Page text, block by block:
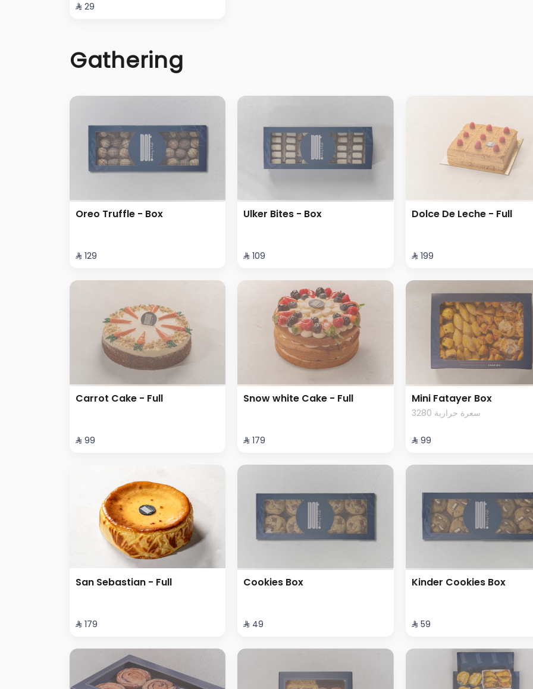
⁨⁦‪‬ 29⁩
Gathering
Oreo Truffle - Box
⁨⁦‪‬ 129⁩
Ulker Bites - Box
⁨⁦‪‬ 109⁩
Dolce De Leche - Full
⁨⁦‪‬ 199⁩
Carrot Cake - Full
⁨⁦‪‬ 99⁩
Snow white Cake - Full
⁨⁦‪‬ 179⁩
Mini Fatayer Box
3280 سعرة حرارية
⁨⁦‪‬ 99⁩
San Sebastian - Full
⁨⁦‪‬ 179⁩
Cookies Box
⁨⁦‪‬ 49⁩
Kinder Cookies Box
⁨⁦‪‬ 59⁩